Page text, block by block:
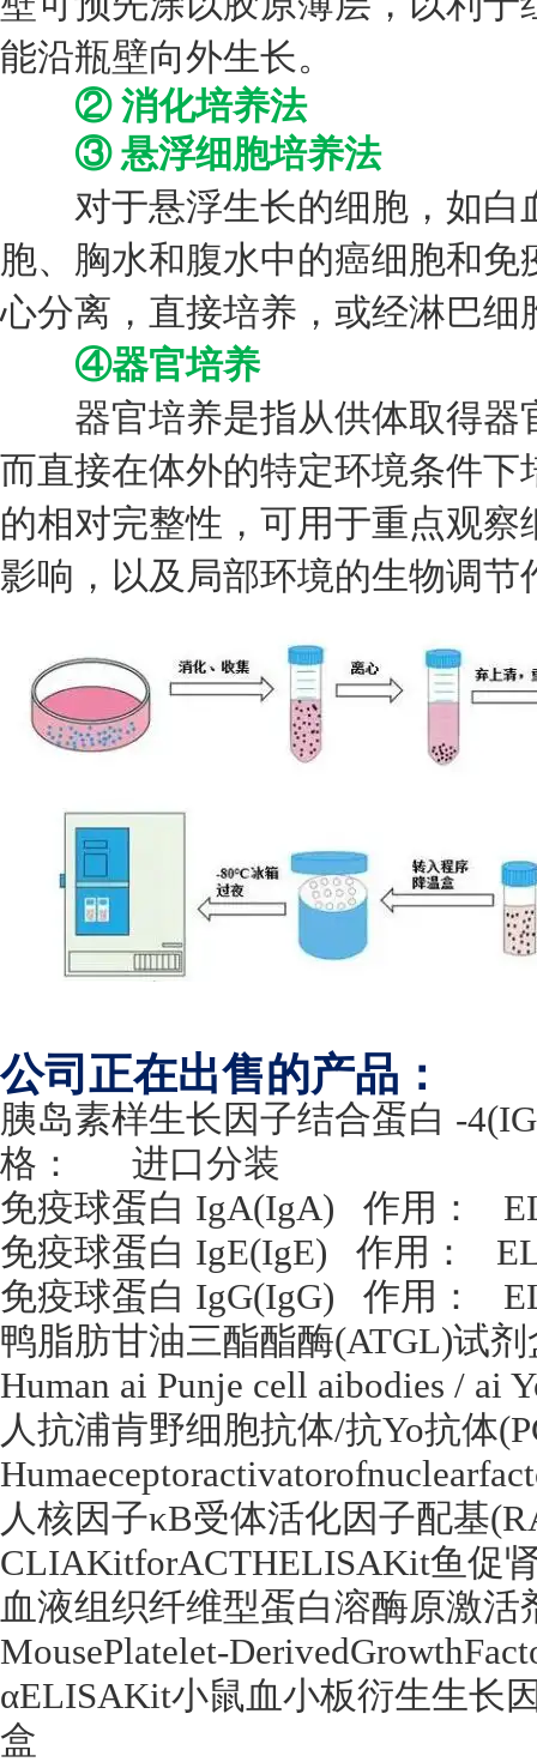
能沿瓶壁向外生长。
② 消化培养法
③ 悬浮细胞培养法
对于悬浮生长的细胞，如白
胞、胸水和腹水中的癌细胞和
心分离，直接培养，或经淋巴
④器官培养
器官培养是指从供体取得器
而直接在体外的特定环境条件
的相对完整性，可用于重点观
影响，以及局部环境的生物调节
公司正在出售的产品：
胰岛素样生长因子结合蛋白 -
格：
进口分装
免疫球蛋白 IgA(IgA) 作用：
免疫球蛋白 IgE(IgE) 作用：
免疫球蛋白 IgG(IgG) 作用：
鸭脂肪甘油三酯酯酶(ATGL)试剂
Human ai Punje cell aibodies / ai
人抗浦肯野细胞抗体/抗Yo抗体
人核因子κB受体活化因子配基
CLIAKitforACTHELISAKit鱼促
血液组织纤维型蛋白溶酶原激活
MousePlatelet-
αELISAKit小鼠血小板衍生生长
盒